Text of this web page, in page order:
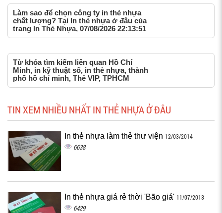
Làm sao để chọn công ty in thẻ nhựa
chất lượng? Tại In thẻ nhựa ở đâu của
trang In Thẻ Nhựa, 07/08/2026 22:13:51
Từ khóa tìm kiếm liên quan Hồ Chí
Minh, in kỹ thuật số, in thẻ nhựa, thành
phố hồ chí minh, Thẻ VIP, TPHCM
TIN XEM NHIỀU NHẤT IN THẺ NHỰA Ở ĐÂU
In thẻ nhựa làm thẻ thư viện 12/03/2014
6638
In thẻ nhựa giá rẻ thời 'Bão giá' 11/07/2013
6429